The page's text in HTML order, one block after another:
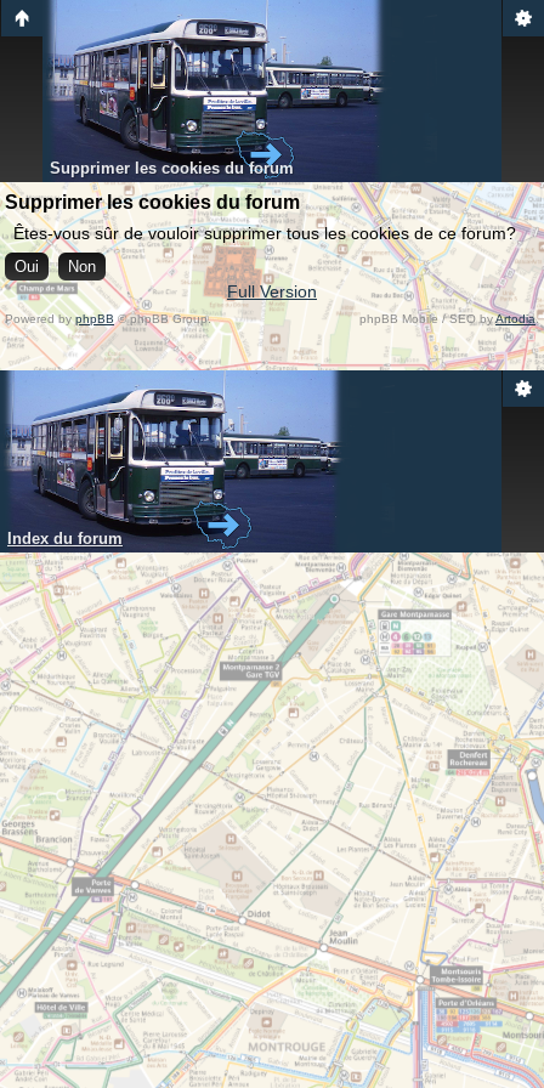
Supprimer les cookies du forum
Supprimer les cookies du forum
Êtes-vous sûr de vouloir supprimer tous les cookies de ce forum?
Full Version
Powered byphpBB © phpBB Group. phpBB Mobile / SEO byArtodia.
Index du forum